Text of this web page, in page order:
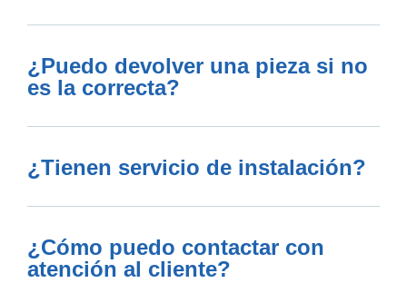
¿Puedo devolver una pieza si no
es la correcta?
¿Tienen servicio de instalación?
¿Cómo puedo contactar con
atención al cliente?